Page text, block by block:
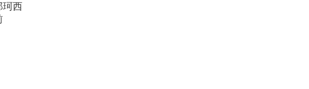
珂西